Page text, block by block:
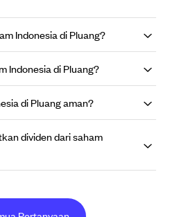
Indonesia di Pluang?
Indonesia di Pluang?
di Pluang aman?
dividen dari saham